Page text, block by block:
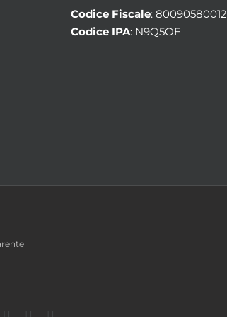
Codice Fiscale: 80090580012
Codice IPA: N9Q5OE